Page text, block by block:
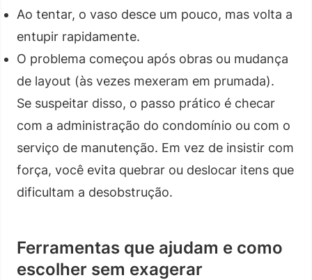
Ao tentar, o vaso desce um pouco, mas volta a
entupir rapidamente.
O problema começou após obras ou mudança
de layout (às vezes mexeram em prumada).
Se suspeitar disso, o passo prático é checar
com a administração do condomínio ou com o
serviço de manutenção. Em vez de insistir com
força, você evita quebrar ou deslocar itens que
dificultam a desobstrução.
Ferramentas que ajudam e como
escolher sem exagerar